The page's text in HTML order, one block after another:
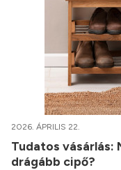
2026. ÁPRILIS 22.
Tudatos vásárlás:
drágább cipő?